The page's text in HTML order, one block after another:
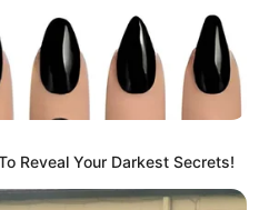
Reveal Your Darkest Secrets!